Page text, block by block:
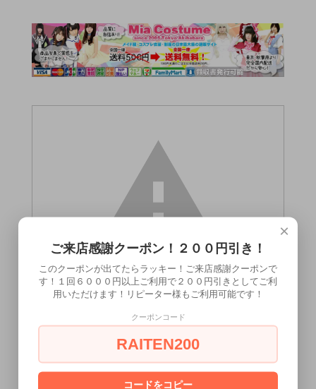
ンク】）は18歳未満の方には販売できませ
[ はい ] [ いいえ ]
×
ご来店感謝クーポン！２００円引き！
このクーポンが出てたらラッキー！ご来店感謝クーポンで
す！１回６０００円以上ご利用で２００円引きとしてご利
用いただけます！リピーター様もご利用可能です！
クーポンコード
RAITEN200
コードをコピー